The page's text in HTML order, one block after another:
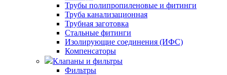
Трубы полипропиленовые и фитинги
Труба канализационная
Трубная заготовка
Стальные фитинги
Изолирующие соединения (ИФС)
Компенсаторы
Клапаны и фильтры
Фильтры